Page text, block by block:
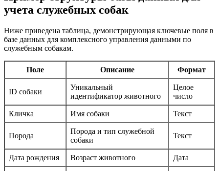
учета служебных собак
Ниже приведена таблица, демонстрирующая ключевые поля в
базе данных для комплексного управления данными по
служебным собакам.
Поле Описание Формат
ID собаки
Уникальный
идентификатор животного
Целое
число
Кличка Имя собаки Текст
Порода
Порода и тип служебной
собаки
Текст
Дата рождения Возраст животного Дата